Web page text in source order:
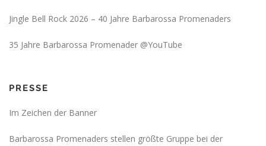
Jingle Bell Rock 2026 – 40 Jahre Barbarossa Promenaders
35 Jahre Barbarossa Promenader @YouTube
PRESSE
Im Zeichen der Banner
Barbarossa Promenaders stellen größte Gruppe bei der